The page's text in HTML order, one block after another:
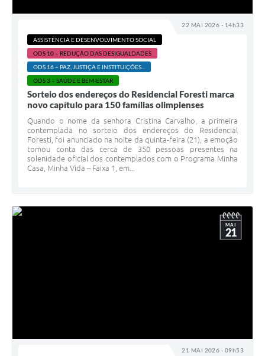
22 MAI 2026 - 14h33
ASSISTÊNCIA E DESENVOLVIMENTO SOCIAL
ODS 10 – REDUÇÃO DAS DESIGUALDADES
ODS 16 – PAZ, JUSTIÇA E INSTITUIÇÕES...
ODS 3 – SAÚDE E BEM-ESTAR
Sorteio dos endereços do Residencial Foresti marca
novo capítulo para 150 famílias olimpienses
Quando o nome da senhora Cristina Carvalho, a primeira
contemplada no sorteio dos endereços do Residencial
Foresti, foi anunciado na noite da quinta-feira (21), a emoção
tomou conta das cerca de 350 pessoas presentes na
solenidade oficial dos contemplados com o Programa Minha
Casa, Minha Vida – Faixa 1, em...
21 MAI 2026 - 09h53
MAI
21